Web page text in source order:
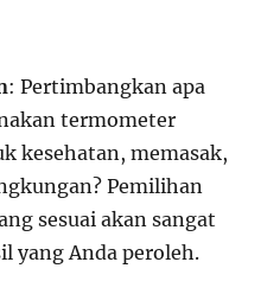
: Pertimbangkan apa
termometer
kesehatan, memasak,
Pemilihan
sesuai akan sangat
yang Anda peroleh.